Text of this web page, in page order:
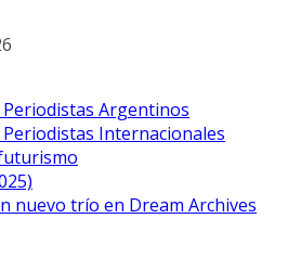
Periodistas Argentinos
Periodistas Internacionales
nuevo trío en Dream Archives